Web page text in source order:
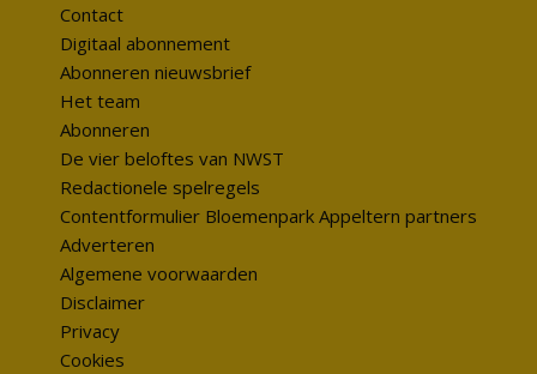
Contact
Digitaal abonnement
Abonneren nieuwsbrief
Het team
Abonneren
De vier beloftes van NWST
Redactionele spelregels
Contentformulier Bloemenpark Appeltern partners
Adverteren
Algemene voorwaarden
Disclaimer
Privacy
Cookies